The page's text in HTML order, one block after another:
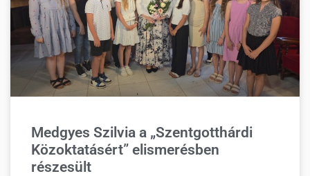
Medgyes Szilvia a „Szentgotthárdi
Közoktatásért” elismerésben
részesült